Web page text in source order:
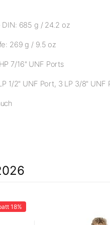
685 g / 24.2 oz
269 g / 9.5 oz
7/16" UNF Ports
1/2" UNF Port, 3 LP 3/8" UNF
18%